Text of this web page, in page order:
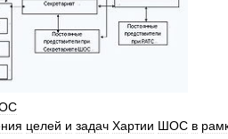
целей и задач Хартии ШОС в